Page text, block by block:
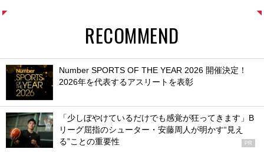
RECOMMEND
Number SPORTS OF THE YEAR 2026 開催決定！
2026年を代表するアスリートを表彰
「少しぼやけているだけでも感覚が狂ってきます」B
リーグ屈指のシューター・安藤周人が明かす“見え
る”ことの重要性
PR